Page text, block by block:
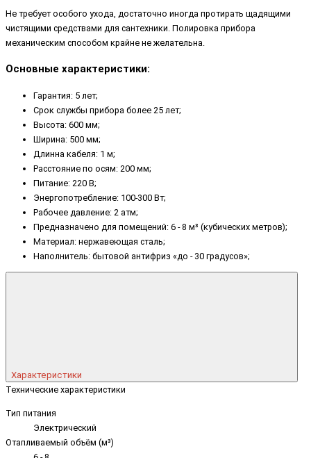
Не требует особого ухода, достаточно иногда протирать щадящими
чистящими средствами для сантехники. Полировка прибора
механическим способом крайне не желательна.
Основные характеристики:
Гарантия: 5 лет;
Срок службы прибора более 25 лет;
Высота: 600 мм;
Ширина: 500 мм;
Длинна кабеля: 1 м;
Расстояние по осям: 200 мм;
Питание: 220 В;
Энергопотребление: 100-300 Вт;
Рабочее давление: 2 атм;
Предназначено для помещений: 6 - 8 м³ (кубических метров);
Материал: нержавеющая сталь;
Наполнитель: бытовой антифриз «до - 30 градусов»;
Характеристики
Технические характеристики
Тип питания
Электрический
Отапливаемый объём (м³)